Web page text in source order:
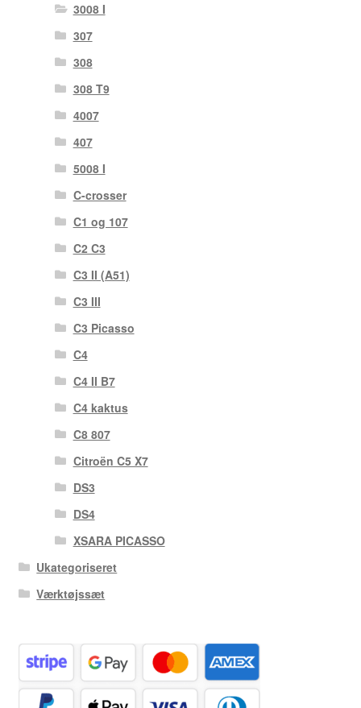
3008 I
307
308
308 T9
4007
407
5008 I
C-crosser
C1 og 107
C2 C3
C3 II (A51)
C3 III
C3 Picasso
C4
C4 II B7
C4 kaktus
C8 807
Citroën C5 X7
DS3
DS4
XSARA PICASSO
Ukategoriseret
Værktøjssæt